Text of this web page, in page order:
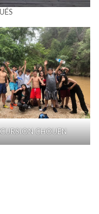
CHOUEN